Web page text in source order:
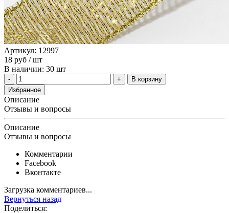
Артикул: 12997
18 руб / шт
В наличии: 30 шт
В корзину
Избранное
Описание
Отзывы и вопросы
Описание
Отзывы и вопросы
Комментарии
Facebook
Вконтакте
Загрузка комментариев...
Вернуться назад
Поделиться: